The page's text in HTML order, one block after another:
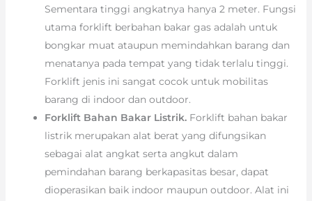
Sementara tinggi angkatnya hanya 2 meter. Fungsi
utama forklift berbahan bakar gas adalah untuk
bongkar muat ataupun memindahkan barang dan
menatanya pada tempat yang tidak terlalu tinggi.
Forklift jenis ini sangat cocok untuk mobilitas
barang di indoor dan outdoor.
Forklift Bahan Bakar Listrik. Forklift bahan bakar
listrik merupakan alat berat yang difungsikan
sebagai alat angkat serta angkut dalam
pemindahan barang berkapasitas besar, dapat
dioperasikan baik indoor maupun outdoor. Alat ini